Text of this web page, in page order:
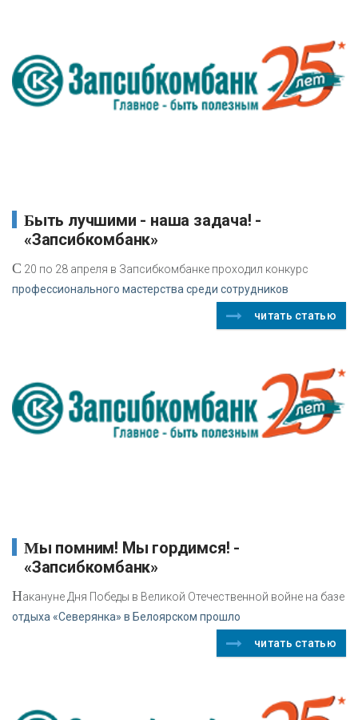
Быть лучшими - наша задача! -
«Запсибкомбанк»
С 20 по 28 апреля в Запсибкомбанке проходил конкурс
профессионального мастерства среди сотрудников
читать статью
Мы помним! Мы гордимся! -
«Запсибкомбанк»
Накануне Дня Победы в Великой Отечественной войне на базе
отдыха «Северянка» в Белоярском прошло
читать статью